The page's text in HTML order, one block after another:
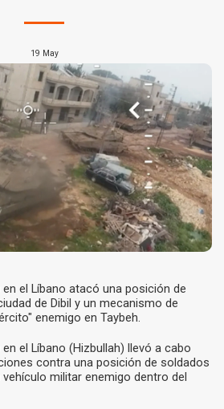
19 May
el Líbano atacó una posición de
de Dibil y un mecanismo de
enemigo en Taybeh.
el Líbano (Hizbullah) llevó a cabo
contra una posición de soldados
militar enemigo dentro del